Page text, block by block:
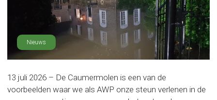
Nieuws
13 juli 2026 – De Caumermolen is een van de
voorbeelden waar we als AWP onze steun verlenen in de